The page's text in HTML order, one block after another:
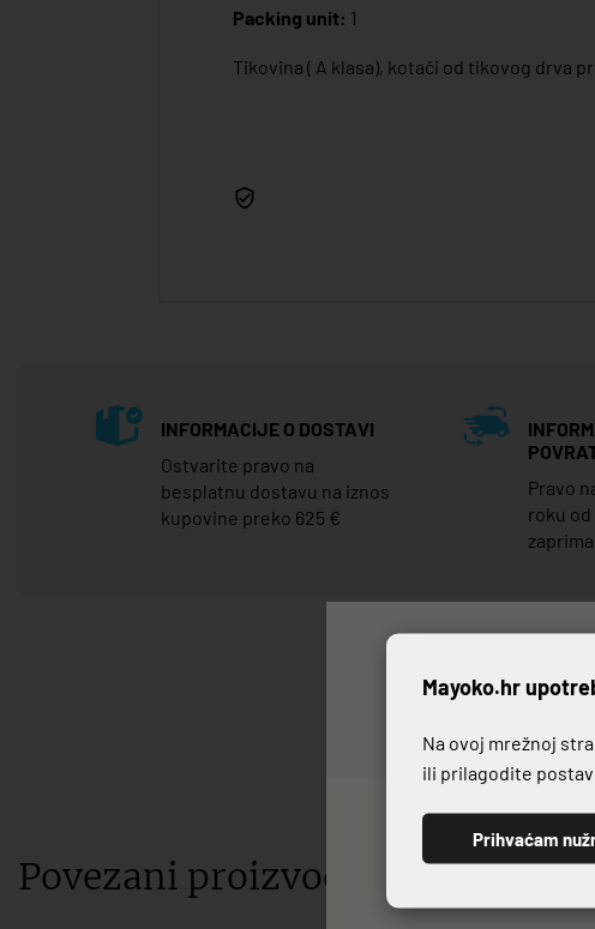
Packing unit: 1
Tikovina ( A klasa), kotači od tikovog drva
INFORMACIJE O DOSTAVI
Ostvarite pravo na
besplatnu dostavu na iznos
kupovine preko 625 €
Pravo
roku od
Povezani proizvodi
Mayoko.hr
Na ovoj mrežnoj
ili prilagodite
Prihvaćam